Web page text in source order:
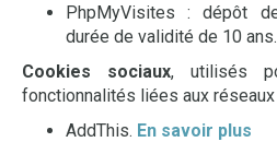
PhpMyVisites : dépôt
durée de validité de 10 ans.
Cookies sociaux, utilisés
fonctionnalités liées aux réseaux
AddThis. En savoir plus